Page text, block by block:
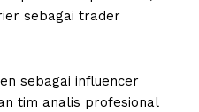
sebagai trader
sebagai influencer
tim analis profesional